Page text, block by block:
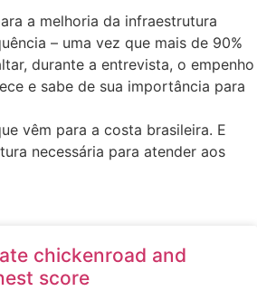
a melhoria da infraestrutura
– uma vez que mais de 90%
durante a entrevista, o empenho
e sabe de sua importância para
vêm para a costa brasileira. E
necessária para atender aos
chickenroad and
score